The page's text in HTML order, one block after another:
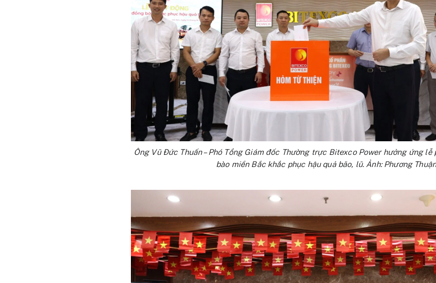
Ông Vũ Đức Thuấn – Phó Tổng Giám đốc Thường trực Bitexco Power hưởng ứng
bào miền Bắc khắc phục hậu quả bão, lũ. Ảnh: Phương